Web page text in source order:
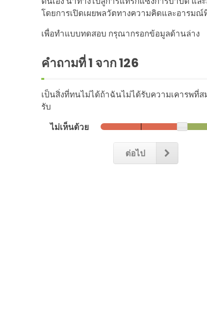
โดยการเปิดเผยพลวัตทางความคิดและอารม
เพื่อทำแบบทดสอบ กรุณากรอกข้อมูลด้านล่าง
คำถามที่1 จาก 126
เป็นสิ่งที่ทนไม่ได้ถ้าฉันไม่ได้รับความเคารพที่
รับ
ไม่เห็นด้วย
ต่อไป